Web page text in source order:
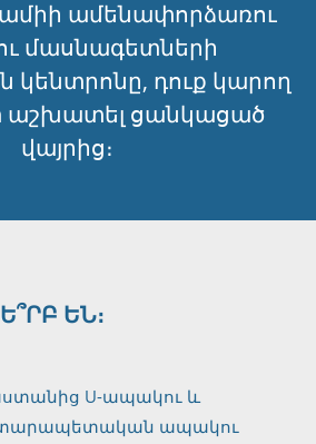
ամենափորձառու
մասնագետների
դուք կարող
աշխատել ցանկացած
վայրից։
Ե՞ՐԲ ԵՆ։
U-ապակու և
​​ապակու